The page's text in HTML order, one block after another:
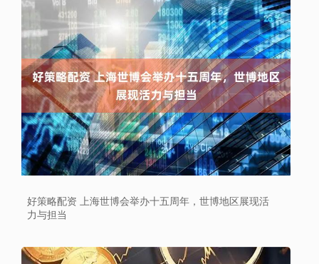
好策略配资 上海世博会举办十五周年，世博地区展现活
力与担当